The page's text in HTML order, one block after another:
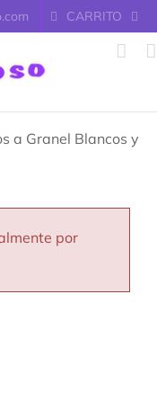
CARRITO
a Granel Blancos y
por